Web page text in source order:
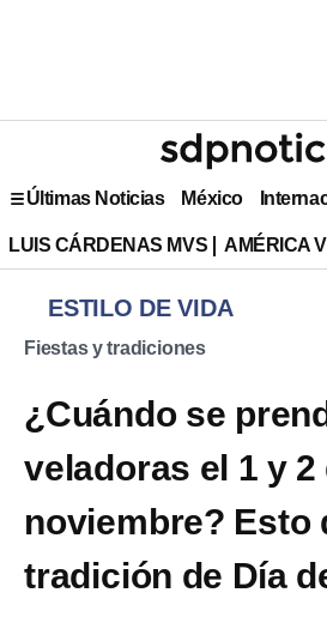
Últimas Noticias México
LUIS CÁRDENAS MVS AMÉRICA
ESTILO DE VIDA
Fiestas y tradiciones
¿Cuándo se
veladoras el 1 y 2
noviembre? Esto
tradición de Día